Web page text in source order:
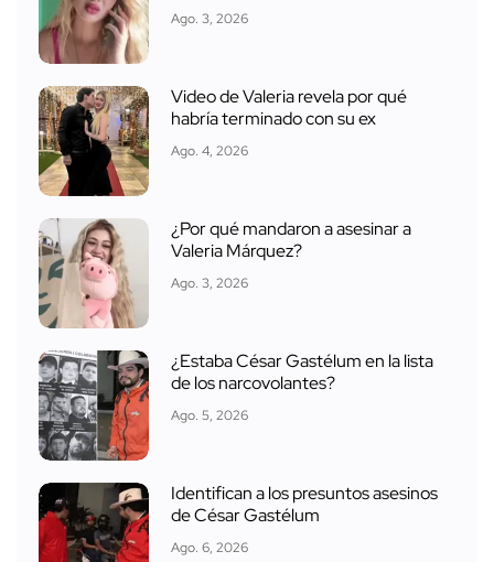
Ago. 3, 2026
Video de Valeria revela por qué
habría terminado con su ex
Ago. 4, 2026
¿Por qué mandaron a asesinar a
Valeria Márquez?
Ago. 3, 2026
¿Estaba César Gastélum en la lista
de los narcovolantes?
Ago. 5, 2026
Identifican a los presuntos asesinos
de César Gastélum
Ago. 6, 2026